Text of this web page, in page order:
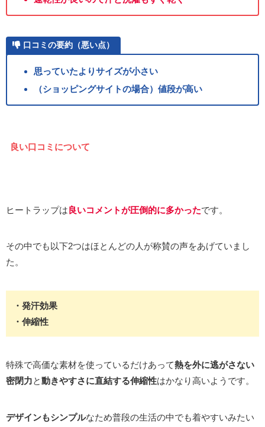
口コミの要約（悪い点）
思っていたよりサイズが小さい
（ショッピングサイトの場合）値段が高い
良い口コミについて
ヒートラップは良いコメントが圧倒的に多かったです。
その中でも以下2つはほとんどの人が称賛の声をあげていまし
た。
・発汗効果
・伸縮性
特殊で高価な素材を使っているだけあって熱を外に逃がさない
密閉力と動きやすさに直結する伸縮性はかなり高いようです。
デザインもシンプルなため普段の生活の中でも着やすいみたい